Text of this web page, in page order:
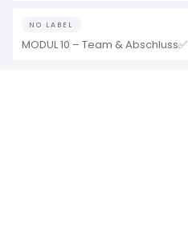
NO LABEL
MODUL 10 – Team & Abschluss✅